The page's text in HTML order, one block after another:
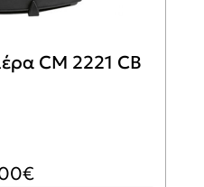
CM 2221 CB
€